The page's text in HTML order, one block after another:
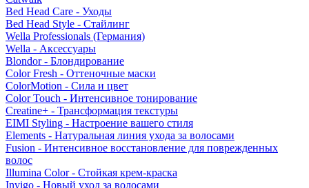
Bed Head Care - Уходы
Bed Head Style - Стайлинг
Wella Professionals (Германия)
Wella - Аксессуары
Blondor - Блондирование
Color Fresh - Оттеночные маски
ColorMotion - Сила и цвет
Color Touch - Интенсивное тонирование
Creatine+ - Трансформация текстуры
EIMI Styling - Настроение вашего стиля
Elements - Натуральная линия ухода за волосами
Fusion - Интенсивное восстановление для поврежденных
волос
Illumina Color - Стойкая крем-краска
Invigo - Новый уход за волосами